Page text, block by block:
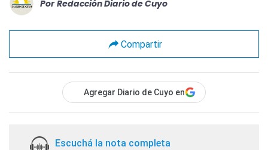
Por Redacción Diario de Cuyo
Compartir
Agregar Diario de Cuyo en
Escuchá la nota completa